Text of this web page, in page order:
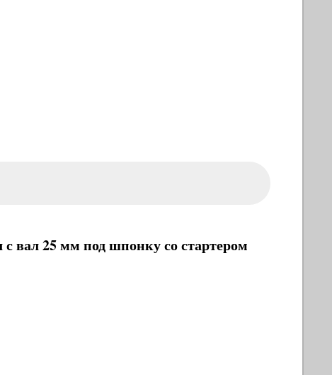
вал 25 мм под шпонку со стартером